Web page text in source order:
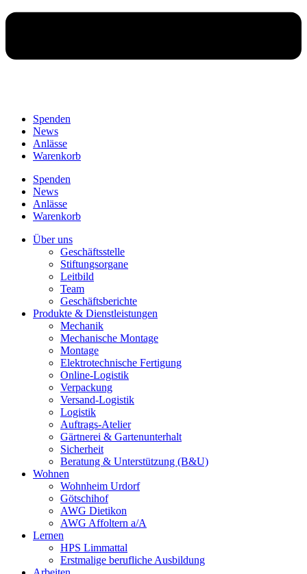
Spenden
News
Anlässe
Warenkorb
Spenden
News
Anlässe
Warenkorb
Über uns
Geschäftsstelle
Stiftungsorgane
Leitbild
Team
Geschäftsberichte
Produkte & Dienstleistungen
Mechanik
Mechanische Montage
Montage
Elektrotechnische Fertigung
Online-Logistik
Verpackung
Versand-Logistik
Logistik
Auftrags-Atelier
Gärtnerei & Gartenunterhalt
Sicherheit
Beratung & Unterstützung (B&U)
Wohnen
Wohnheim Urdorf
Götschihof
AWG Dietikon
AWG Affoltern a/A
Lernen
HPS Limmattal
Erstmalige berufliche Ausbildung